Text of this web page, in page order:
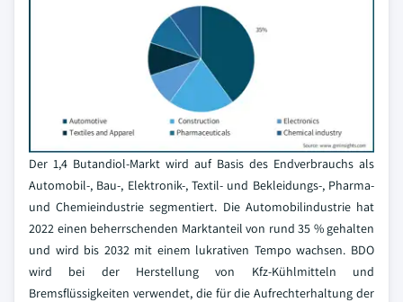
Der 1,4 Butandiol-Markt wird auf Basis des Endverbrauchs als
Automobil-, Bau-, Elektronik-, Textil- und Bekleidungs-, Pharma-
und Chemieindustrie segmentiert. Die Automobilindustrie hat
2022 einen beherrschenden Marktanteil von rund 35 % gehalten
und wird bis 2032 mit einem lukrativen Tempo wachsen. BDO
wird bei der Herstellung von Kfz-Kühlmitteln und
Bremsflüssigkeiten verwendet, die für die Aufrechterhaltung der